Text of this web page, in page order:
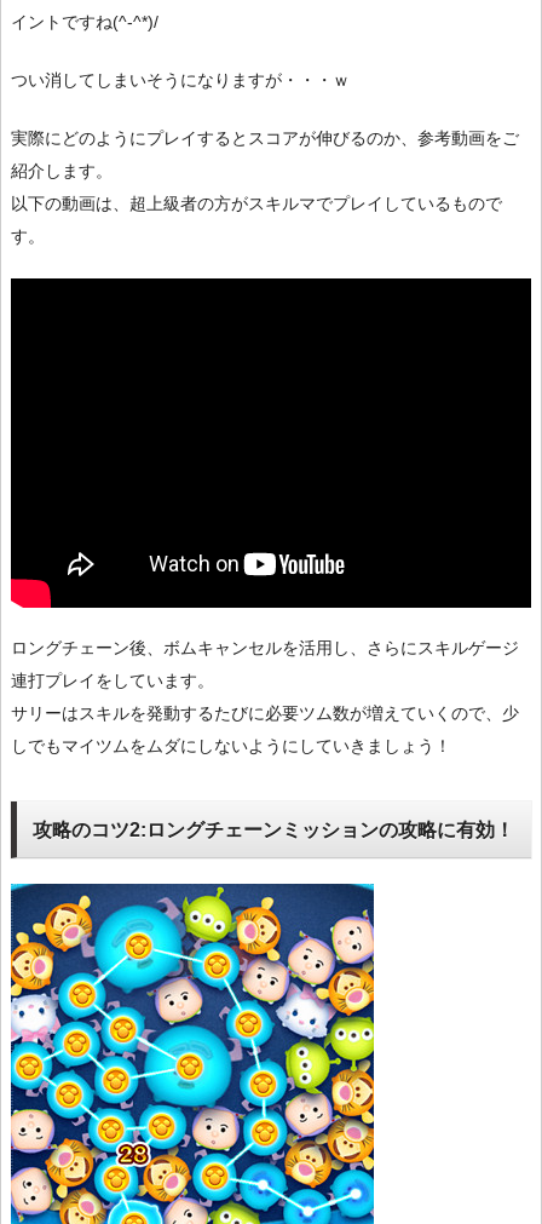
イントですね(^-^*)/
つい消してしまいそうになりますが・・・ｗ
実際にどのようにプレイするとスコアが伸びるのか、参考動画をご
紹介します。
以下の動画は、超上級者の方がスキルマでプレイしているもので
す。
ロングチェーン後、ボムキャンセルを活用し、さらにスキルゲージ
連打プレイをしています。
サリーはスキルを発動するたびに必要ツム数が増えていくので、少
しでもマイツムをムダにしないようにしていきましょう！
攻略のコツ2:ロングチェーンミッションの攻略に有効！